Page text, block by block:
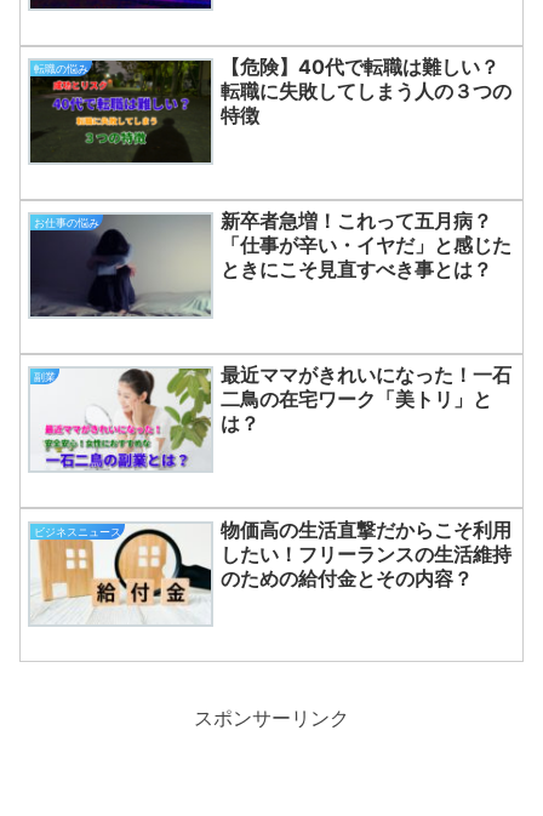
転職の悩み
【危険】40代で転職は難しい？
転職に失敗してしまう人の３つの
特徴
お仕事の悩み
新卒者急増！これって五月病？
「仕事が辛い・イヤだ」と感じた
ときにこそ見直すべき事とは？
副業
最近ママがきれいになった！一石
二鳥の在宅ワーク「美トリ」と
は？
ビジネスニュース
物価高の生活直撃だからこそ利用
したい！フリーランスの生活維持
のための給付金とその内容？
スポンサーリンク